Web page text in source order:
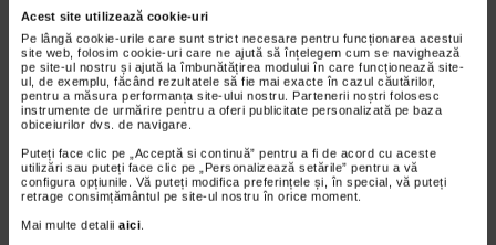
Acest site utilizează cookie-uri
Pe lângă cookie-urile care sunt strict necesare pentru funcționarea acestui
site web, folosim cookie-uri care ne ajută să înțelegem cum se navighează
pe site-ul nostru și ajută la îmbunătățirea modului în care funcționează site-
ul, de exemplu, făcând rezultatele să fie mai exacte în cazul căutărilor,
pentru a măsura performanța site-ului nostru. Partenerii noștri folosesc
instrumente de urmărire pentru a oferi publicitate personalizată pe baza
obiceiurilor dvs. de navigare.
Puteți face clic pe „Acceptă si continuă” pentru a fi de acord cu aceste
utilizări sau puteți face clic pe „Personalizează setările” pentru a vă
configura opțiunile. Vă puteți modifica preferințele și, în special, vă puteți
retrage consimțământul pe site-ul nostru în orice moment.
Mai multe detalii aici.
metode prin care va puteti imbunatati EQ-ul
Boli neurologice si psihice
Inteligenta emotionala (EQ) se refera la
capacitatea de a identifica si gestiona
propriile emotii, precum si emotiile celorlalti.
In general, se spune ca inteligenta
emotionala cuprinde cateva abilitati:…
Timp de citire:4 minute, 39 secunde 6 august 2026
Enurezis: cauze, factori declansatori si solutii